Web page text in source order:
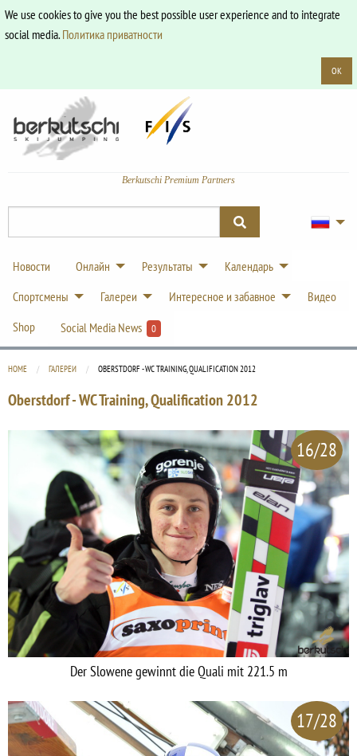
We use cookies to give you the best possible user experience and to integrate
social media.Политика приватности
OK
Berkutschi Premium Partners
Новости Онлайн Результаты
Календарь
Спортсмены
Галереи Интересное и забавное
Видео
Shop
Social Media News 0
HOME ГАЛЕРЕИ CURRENT:
OBERSTDORF - WC TRAINING, QUALIFICATION 2012
Oberstdorf - WC Training, Qualification 2012
16/28
Der Slowene gewinnt die Quali mit 221.5 m
17/28